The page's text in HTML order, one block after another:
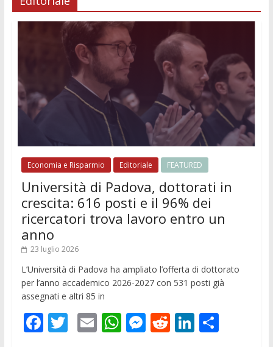
Economia e Risparmio Editoriale FEATURED
Università di Padova, dottorati in
crescita: 616 posti e il 96% dei
ricercatori trova lavoro entro un
anno
23 luglio 2026
L’Università di Padova ha ampliato l’offerta di dottorato
per l’anno accademico 2026-2027 con 531 posti già
assegnati e altri 85 in
F T E W M R Li C